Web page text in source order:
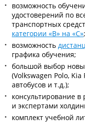
возможность
удостоверений по
транспортных
категории «В» на «С»;
возможность
графика обучения;
большой выбор
(Volkswagen Polo,
автобусов и т.д.);
консультирование
и экспертами
комплект учебной